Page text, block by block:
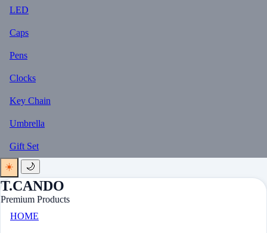
LED
Caps
Pens
Clocks
Key Chain
Umbrella
Gift Set
☀️
🌙
T.CANDO
Premium Products
HOME